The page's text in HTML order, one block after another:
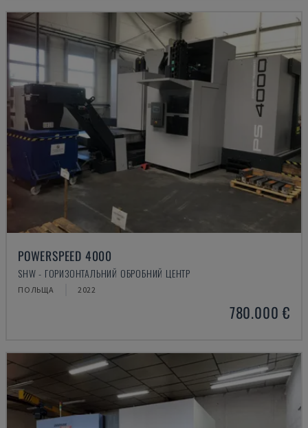
POWERSPEED 4000
SHW - ГОРИЗОНТАЛЬНИЙ ОБРОБНИЙ ЦЕНТР
ПОЛЬЩА 2022
780.000 €